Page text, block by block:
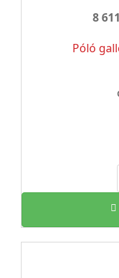
8
Póló